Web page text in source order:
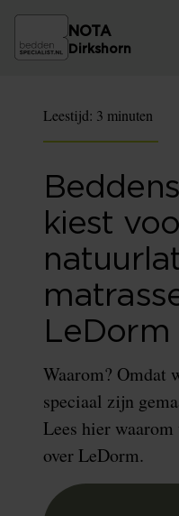
NOTA
Dirkshorn
Leestijd: 3 minuten
kiest
LeDorm
Waarom? Omdat
speciaal zijn
Lees hier
over LeDorm.